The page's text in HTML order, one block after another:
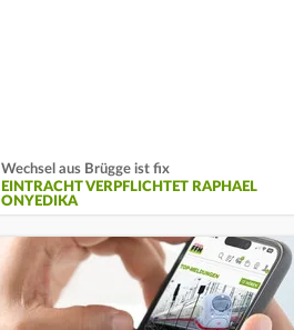
Wechsel aus Brügge ist fix
EINTRACHT VERPFLICHTET RAPHAEL
ONYEDIKA